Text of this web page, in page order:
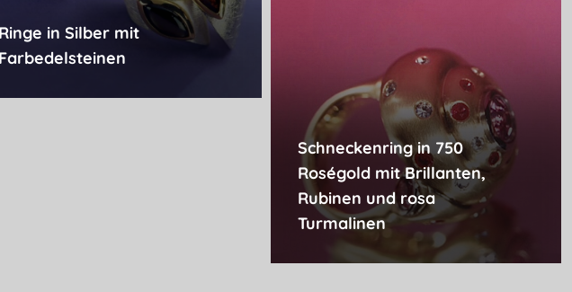
Ringe in Silber mit
Farbedelsteinen
Schneckenring in 750
Roségold mit Brillanten,
Rubinen und rosa
Turmalinen